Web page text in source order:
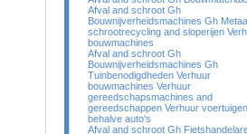
Afval and schroot Gh
Bouwnijverheidsmachines Gh
schrootrecycling and sloperijen
bouwmachines
Afval and schroot Gh
Bouwnijverheidsmachines Gh
Tuinbenodigdheden Verhuur
bouwmachines Verhuur
gereedschapsmachines and
gereedschappen Verhuur voertuigen
behalve auto's
Afval and schroot Gh